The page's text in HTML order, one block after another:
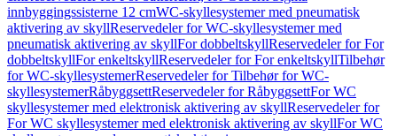
innbyggingssisterne 12 cmWC-skyllesystemer med pneumatisk
aktivering av skyllReservedeler for WC-skyllesystemer med
pneumatisk aktivering av skyllFor dobbeltskyllReservedeler for For
dobbeltskyllFor enkeltskyllReservedeler for For enkeltskyllTilbehør
for WC-skyllesystemerReservedeler for Tilbehør for WC-
skyllesystemerRåbyggsettReservedeler for RåbyggsettFor WC
skyllesystemer med elektronisk aktivering av skyllReservedeler for
For WC skyllesystemer med elektronisk aktivering av skyllFor WC